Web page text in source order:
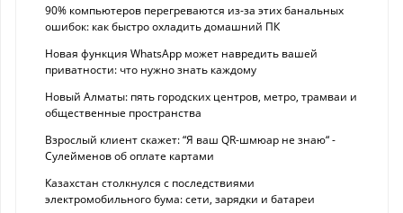
90% компьютеров перегреваются из-за этих банальных
ошибок: как быстро охладить домашний ПК
Новая функция WhatsApp может навредить вашей
приватности: что нужно знать каждому
Новый Алматы: пять городских центров, метро, трамваи и
общественные пространства
Взрослый клиент скажет: “Я ваш QR-шмюар не знаю“ -
Сулейменов об оплате картами
Казахстан столкнулся с последствиями
электромобильного бума: сети, зарядки и батареи